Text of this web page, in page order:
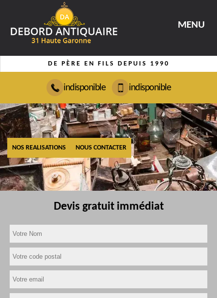
MENU
DE PÈRE EN FILS DEPUIS 1990
indisponible indisponible
NOS REALISATIONS NOUS CONTACTER
Devis gratuit immédiat